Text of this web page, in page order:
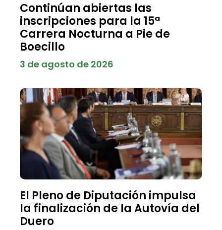
Continúan abiertas las
inscripciones para la 15ª
Carrera Nocturna a Pie de
Boecillo
3 de agosto de 2026
El Pleno de Diputación impulsa
la finalización de la Autovía del
Duero